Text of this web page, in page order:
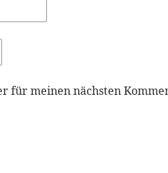
für meinen nächsten